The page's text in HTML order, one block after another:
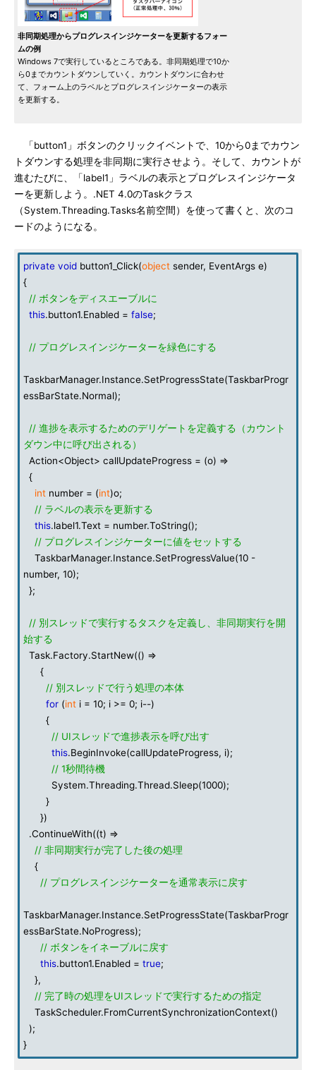
非同期処理からプログレスインジケーターを更新するフォー
ムの例
Windows 7で実行しているところである。非同期処理で10か
ら0までカウントダウンしていく。カウントダウンに合わせ
て、フォーム上のラベルとプログレスインジケーターの表示
を更新する。
「button1」ボタンのクリックイベントで、10から0までカウン
トダウンする処理を非同期に実行させよう。そして、カウントが
進むたびに、「label1」ラベルの表示とプログレスインジケータ
ーを更新しよう。.NET 4.0のTaskクラス
（System.Threading.Tasks名前空間）を使って書くと、次のコ
ードのようになる。
private void button1_Click(object sender, EventArgs e)
{
// ボタンをディスエーブルに
this.button1.Enabled = false;
// プログレスインジケーターを緑色にする
TaskbarManager.Instance.SetProgressState(TaskbarProgr
essBarState.Normal);
// 進捗を表示するためのデリゲートを定義する（カウント
ダウン中に呼び出される）
Action<Object> callUpdateProgress = (o) =>
{
int number = (int)o;
// ラベルの表示を更新する
this.label1.Text = number.ToString();
// プログレスインジケーターに値をセットする
TaskbarManager.Instance.SetProgressValue(10 -
number, 10);
};
// 別スレッドで実行するタスクを定義し、非同期実行を開
始する
Task.Factory.StartNew(() =>
{
// 別スレッドで行う処理の本体
for (int i = 10; i >= 0; i--)
{
// UIスレッドで進捗表示を呼び出す
this.BeginInvoke(callUpdateProgress, i);
// 1秒間待機
System.Threading.Thread.Sleep(1000);
}
})
.ContinueWith((t) =>
// 非同期実行が完了した後の処理
{
// プログレスインジケーターを通常表示に戻す
TaskbarManager.Instance.SetProgressState(TaskbarProgr
essBarState.NoProgress);
// ボタンをイネーブルに戻す
this.button1.Enabled = true;
},
// 完了時の処理をUIスレッドで実行するための指定
TaskScheduler.FromCurrentSynchronizationContext()
);
}